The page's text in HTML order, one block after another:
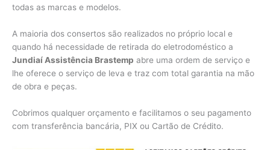
todas as marcas e modelos.
A maioria dos consertos são realizados no próprio local e
quando há necessidade de retirada do eletrodoméstico a
Jundiaí Assistência Brastemp abre uma ordem de serviço e
lhe oferece o serviço de leva e traz com total garantia na mão
de obra e peças.
Cobrimos qualquer orçamento e facilitamos o seu pagamento
com transferência bancária, PIX ou Cartão de Crédito.